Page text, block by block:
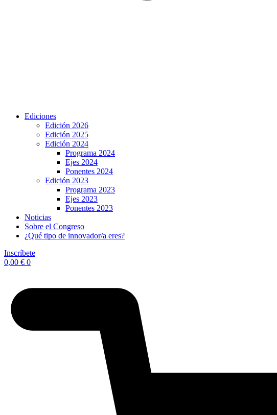
Ediciones
Edición 2026
Edición 2025
Edición 2024
Programa 2024
Ejes 2024
Ponentes 2024
Edición 2023
Programa 2023
Ejes 2023
Ponentes 2023
Noticias
Sobre el Congreso
¿Qué tipo de innovador/a eres?
Inscríbete
0,00 € 0